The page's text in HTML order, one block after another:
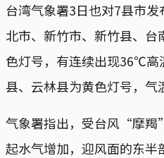
台湾气象署3日也对7县市发
北市、新竹市、新竹县、
色灯号，有连续出现36℃高
县、云林县为黄色灯号，气
气象署指出，受台风“摩
起水气增加，迎风面的东